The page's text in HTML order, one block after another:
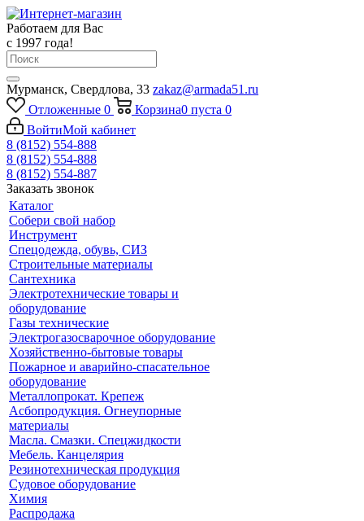
Работаем для Вас
с 1997 года!
Мурманск, Свердлова, 33 zakaz@armada51.ru
Отложенные 0 Корзина0 пуста 0
ВойтиМой кабинет
8 (8152) 554-888
8 (8152) 554-888
8 (8152) 554-887
Заказать звонок
Каталог
Собери свой набор
Инструмент
Спецодежда, обувь, СИЗ
Строительные материалы
Сантехника
Электротехнические товары и
оборудование
Газы технические
Электрогазосварочное оборудование
Хозяйственно-бытовые товары
Пожарное и аварийно-спасательное
оборудование
Металлопрокат. Крепеж
Асбопродукция. Огнеупорные
материалы
Масла. Смазки. Спецжидкости
Мебель. Канцелярия
Резинотехническая продукция
Судовое оборудование
Химия
Распродажа